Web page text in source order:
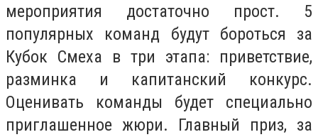
мероприятия достаточно прост. 5
популярных команд будут бороться за
Кубок Смеха в три этапа: приветствие,
разминка и капитанский конкурс.
Оценивать команды будет специально
приглашенное жюри. Главный приз, за